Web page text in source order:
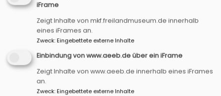
Daher bitten wir Sie vorab einen Blick auf die
Karte derOffenen Kirchentürenin Bayern zu
werfen
oder bei Interesse im jeweiligenPfarramt vor Ort
nachzufragen.
iFrame
Zeigt Inhalte von mkf.freilandmuseum.de innerhalb
eines iFrames an.
Zweck:Eingebettete externe Inhalte
Einbindung von www.aeeb.de über ein iFrame
Zeigt Inhalte von www.aeeb.de innerhalb eines iFrames
an.
Zweck:Eingebettete externe Inhalte